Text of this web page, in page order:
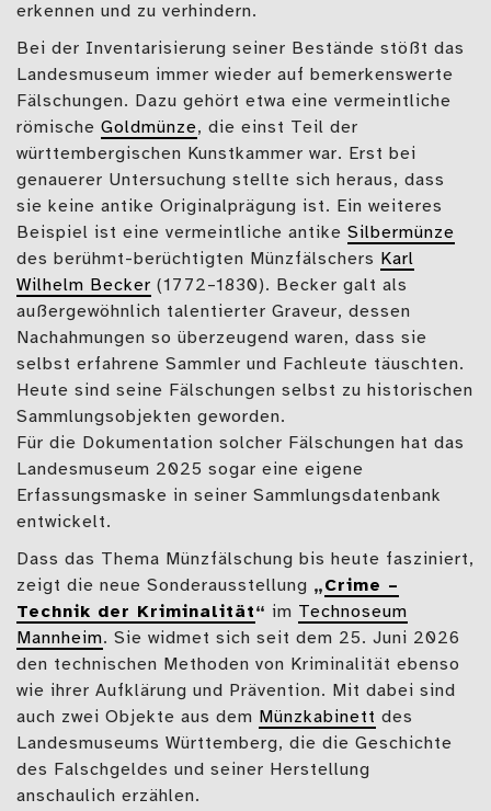
erkennen und zu verhindern.
Bei der Inventarisierung seiner Bestände stößt das
Landesmuseum immer wieder auf bemerkenswerte
Fälschungen. Dazu gehört etwa eine vermeintliche
römische Goldmünze, die einst Teil der
württembergischen Kunstkammer war. Erst bei
genauerer Untersuchung stellte sich heraus, dass
sie keine antike Originalprägung ist. Ein weiteres
Beispiel ist eine vermeintliche antike Silbermünze
des berühmt-berüchtigten Münzfälschers Karl
Wilhelm Becker (1772–1830). Becker galt als
außergewöhnlich talentierter Graveur, dessen
Nachahmungen so überzeugend waren, dass sie
selbst erfahrene Sammler und Fachleute täuschten.
Heute sind seine Fälschungen selbst zu historischen
Sammlungsobjekten geworden.
Für die Dokumentation solcher Fälschungen hat das
Landesmuseum 2025 sogar eine eigene
Erfassungsmaske in seiner Sammlungsdatenbank
entwickelt.
Dass das Thema Münzfälschung bis heute fasziniert,
zeigt die neue Sonderausstellung „Crime –
Technik der Kriminalität“ im Technoseum
Mannheim. Sie widmet sich seit dem 25. Juni 2026
den technischen Methoden von Kriminalität ebenso
wie ihrer Aufklärung und Prävention. Mit dabei sind
auch zwei Objekte aus dem Münzkabinett des
Landesmuseums Württemberg, die die Geschichte
des Falschgeldes und seiner Herstellung
anschaulich erzählen.